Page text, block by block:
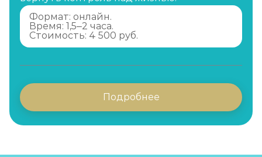
Формат: онлайн.
Время: 1,5–2 часа.
Стоимость: 4 500 руб.
Подробнее